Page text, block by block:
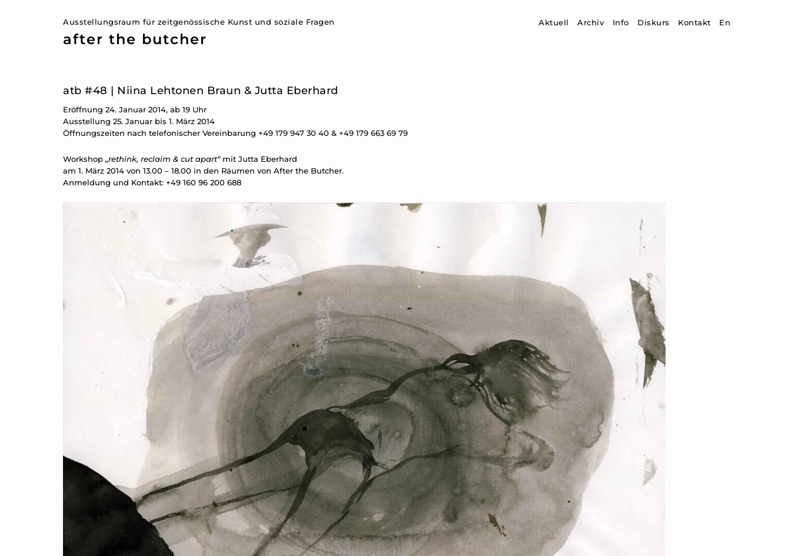
Ausstellungsraum für zeitgenössische Kunst und soziale Fragen
after the butcher
Aktuell Archiv Info Diskurs Kontakt En
atb #48 | Niina Lehtonen Braun & Jutta Eberhard
Eröffnung 24. Januar 2014, ab 19 Uhr
Ausstellung 25. Januar bis 1. März 2014
Öffnungszeiten nach telefonischer Vereinbarung +49 179 947 30 40 & +49 179 663 69 79
Workshop „rethink, reclaim & cut apart“ mit Jutta Eberhard
am 1. März 2014 von 13.00 – 18.00 in den Räumen von After the Butcher.
Anmeldung und Kontakt: +49 160 96 200 688